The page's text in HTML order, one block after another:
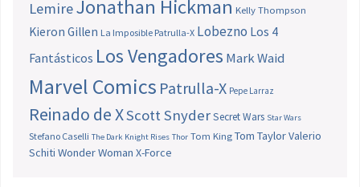
LemireJonathan Hickman Kelly Thompson
Kieron Gillen La Imposible Patrulla-X Lobezno Los 4
Fantásticos Los Vengadores Mark Waid
Marvel Comics Patrulla-X Pepe Larraz
Reinado de XScott SnyderSecret Wars Star Wars
Stefano Caselli The Dark Knight Rises Thor Tom King Tom TaylorValerio
Schiti Wonder Woman X-Force